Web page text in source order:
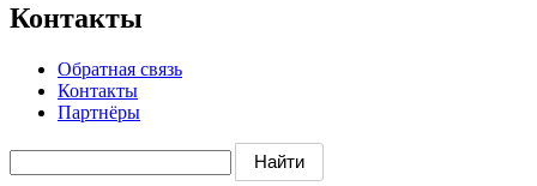
Контакты
Обратная связь
Контакты
Партнёры